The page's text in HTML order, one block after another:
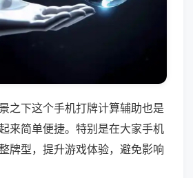
之下这个手机打牌计算辅助也是
来简单便捷。特别是在大家手机
牌型，提升游戏体验，避免影响